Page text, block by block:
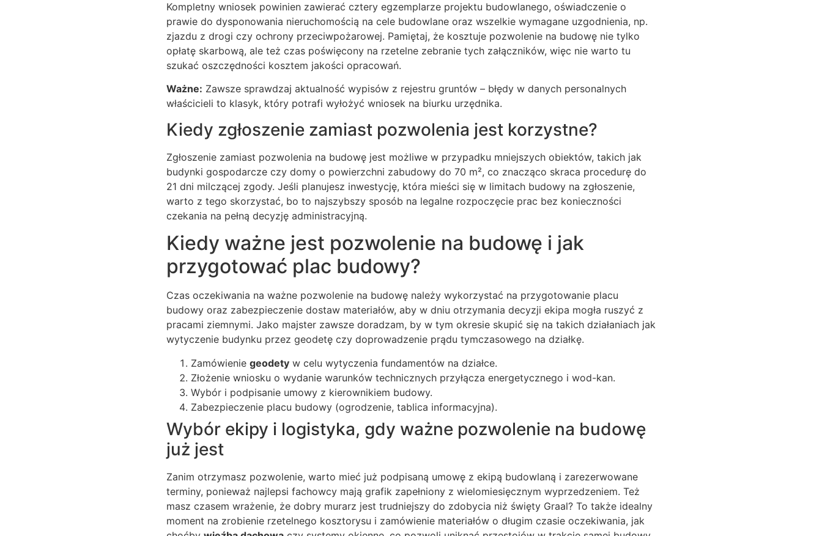
Kompletny wniosek powinien zawierać cztery egzemplarze projektu budowlanego, oświadczenie o
prawie do dysponowania nieruchomością na cele budowlane oraz wszelkie wymagane uzgodnienia, np.
zjazdu z drogi czy ochrony przeciwpożarowej. Pamiętaj, że kosztuje pozwolenie na budowę nie tylko
opłatę skarbową, ale też czas poświęcony na rzetelne zebranie tych załączników, więc nie warto tu
szukać oszczędności kosztem jakości opracowań.
Ważne: Zawsze sprawdzaj aktualność wypisów z rejestru gruntów – błędy w danych personalnych
właścicieli to klasyk, który potrafi wyłożyć wniosek na biurku urzędnika.
Kiedy zgłoszenie zamiast pozwolenia jest korzystne?
Zgłoszenie zamiast pozwolenia na budowę jest możliwe w przypadku mniejszych obiektów, takich jak
budynki gospodarcze czy domy o powierzchni zabudowy do 70 m², co znacząco skraca procedurę do
21 dni milczącej zgody. Jeśli planujesz inwestycję, która mieści się w limitach budowy na zgłoszenie,
warto z tego skorzystać, bo to najszybszy sposób na legalne rozpoczęcie prac bez konieczności
czekania na pełną decyzję administracyjną.
Kiedy ważne jest pozwolenie na budowę i jak
przygotować plac budowy?
Czas oczekiwania na ważne pozwolenie na budowę należy wykorzystać na przygotowanie placu
budowy oraz zabezpieczenie dostaw materiałów, aby w dniu otrzymania decyzji ekipa mogła ruszyć z
pracami ziemnymi. Jako majster zawsze doradzam, by w tym okresie skupić się na takich działaniach jak
wytyczenie budynku przez geodetę czy doprowadzenie prądu tymczasowego na działkę.
Zamówienie geodety w celu wytyczenia fundamentów na działce.
Złożenie wniosku o wydanie warunków technicznych przyłącza energetycznego i wod-kan.
Wybór i podpisanie umowy z kierownikiem budowy.
Zabezpieczenie placu budowy (ogrodzenie, tablica informacyjna).
Wybór ekipy i logistyka, gdy ważne pozwolenie na budowę
już jest
Zanim otrzymasz pozwolenie, warto mieć już podpisaną umowę z ekipą budowlaną i zarezerwowane
terminy, ponieważ najlepsi fachowcy mają grafik zapełniony z wielomiesięcznym wyprzedzeniem. Też
masz czasem wrażenie, że dobry murarz jest trudniejszy do zdobycia niż święty Graal? To także idealny
moment na zrobienie rzetelnego kosztorysu i zamówienie materiałów o długim czasie oczekiwania, jak